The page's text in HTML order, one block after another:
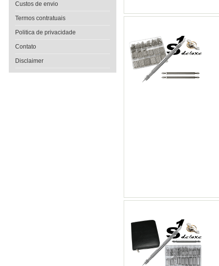
Custos de envio
Termos contratuais
Politica de privacidade
Contato
Disclaimer